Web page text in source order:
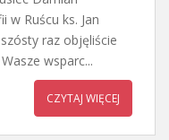
w Ruścu ks. Jan
raz objęliście
wsparc...
CZYTAJ WIĘCEJ